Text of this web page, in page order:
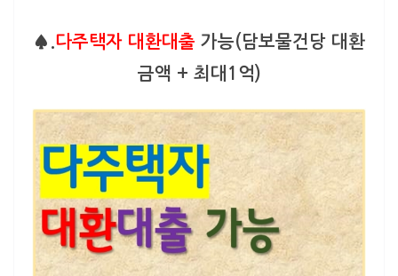
♠.다주택자 대환대출 가능(담보물건당 대환
금액 + 최대1억)